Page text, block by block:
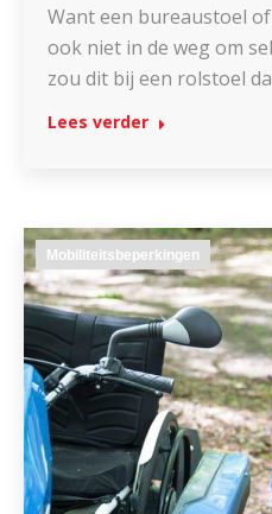
Want een bureaustoel
ook niet in de weg om
zou dit bij een rolstoel
Lees verder
Mobiliteitsbeperkingen